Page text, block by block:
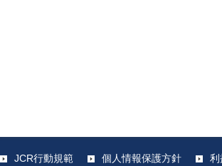
JCR行動規範 個人情報保護方針 利